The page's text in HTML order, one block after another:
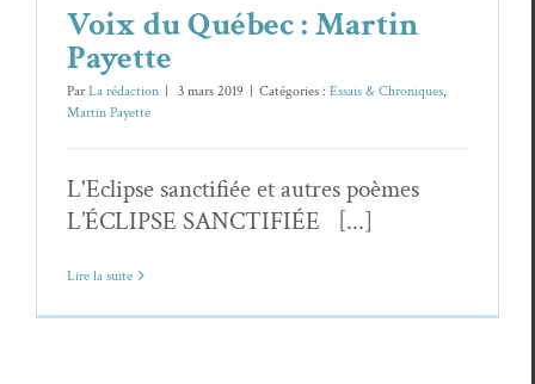
Voix du Québec : Martin
Payette
ParLa rédaction 3 mars 2019 Catégories : Essais & Chroniques,
Martin Payette
L'Eclipse sanctifiée et autres poèmes
L’ÉCLIPSE SANCTIFIÉE [...]
Lire la suite